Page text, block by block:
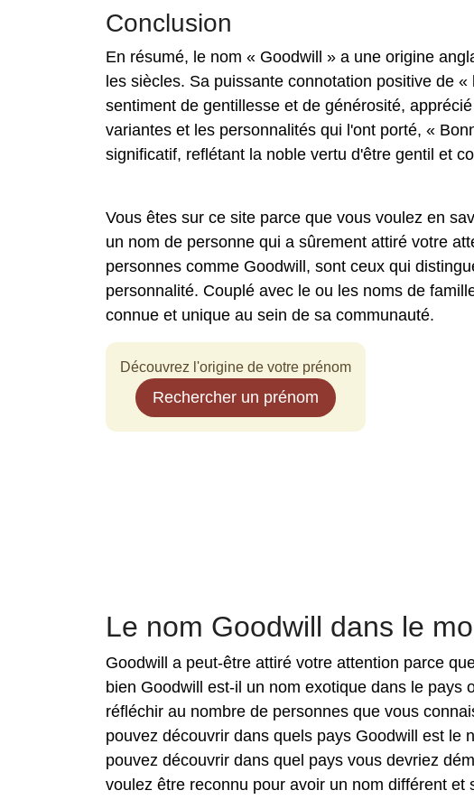
Conclusion
En résumé, le nom « Goodwill » a une origine
les siècles. Sa puissante connotation positive de
sentiment de gentillesse et de générosité,
variantes et les personnalités qui l'ont porté, «
significatif, reflétant la noble vertu d'être gentil et
Vous êtes sur ce site parce que vous voulez en
un nom de personne qui a sûrement attiré votre
personnes comme Goodwill, sont ceux qui
personnalité. Couplé avec le ou les noms de
connue et unique au sein de sa communauté.
Découvrez l'origine de votre prénom
Rechercher un prénom
Le nom Goodwill dans le
Goodwill a peut-être attiré votre attention parce
bien Goodwill est-il un nom exotique dans le
réfléchir au nombre de personnes que vous
pouvez découvrir dans quels pays Goodwill est le
pouvez découvrir dans quel pays vous devriez
voulez être reconnu pour avoir un nom différent et